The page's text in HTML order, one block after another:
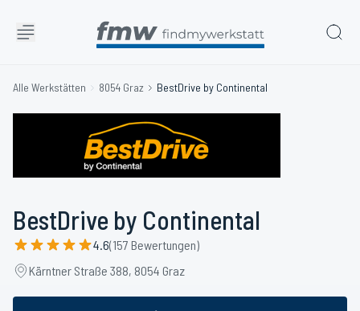
Alle Werkstätten 8054 Graz BestDrive by Continental
BestDrive by Continental
4.6(157 Bewertungen)
Kärntner Straße 388, 8054 Graz